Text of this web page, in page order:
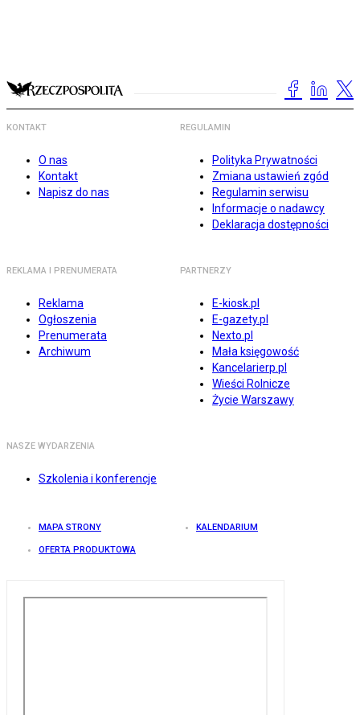
KONTAKT
O nas
Kontakt
Napisz do nas
REGULAMIN
Polityka Prywatności
Zmiana ustawień zgód
Regulamin serwisu
Informacje o nadawcy
Deklaracja dostępności
REKLAMA I PRENUMERATA
Reklama
Ogłoszenia
Prenumerata
Archiwum
PARTNERZY
E-kiosk.pl
E-gazety.pl
Nexto.pl
Mała księgowość
Kancelarierp.pl
Wieści Rolnicze
Życie Warszawy
NASZE WYDARZENIA
Szkolenia i konferencje
MAPA STRONY KALENDARIUM
OFERTA PRODUKTOWA